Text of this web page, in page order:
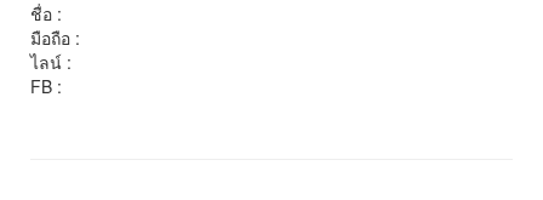
ชื่อ :
มือถือ :
ไลน์ :
FB :